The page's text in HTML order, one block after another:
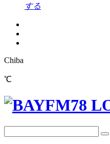
する
Chiba
℃